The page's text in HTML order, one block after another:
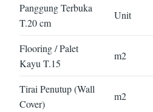
Panggung Terbuka
T.20 cm
Unit
Flooring / Palet
Kayu T.15
m2
Tirai Penutup (Wall
Cover)
m2